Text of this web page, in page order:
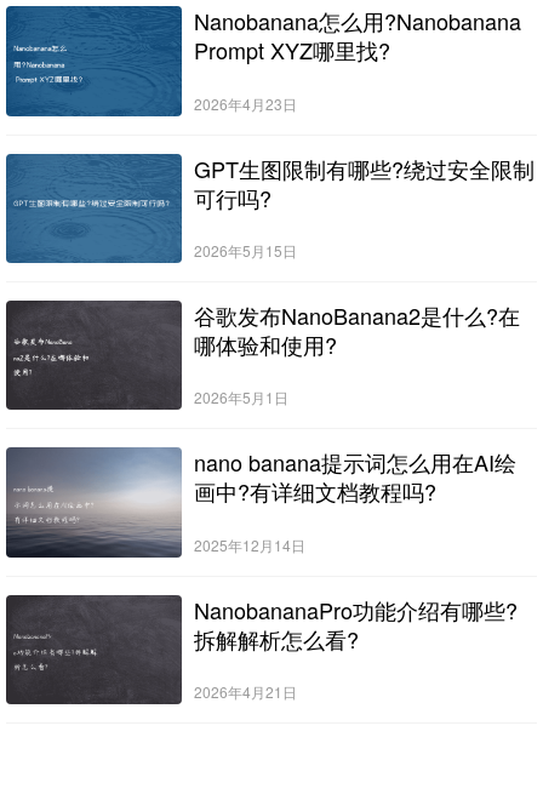
Nanobanana怎么用?Nanobanana
Prompt XYZ哪里找?
2026年4月23日
GPT生图限制有哪些?绕过安全限制
可行吗?
2026年5月15日
谷歌发布NanoBanana2是什么?在
哪体验和使用?
2026年5月1日
nano banana提示词怎么用在AI绘
画中?有详细文档教程吗?
2025年12月14日
NanobananaPro功能介绍有哪些?
拆解解析怎么看?
2026年4月21日